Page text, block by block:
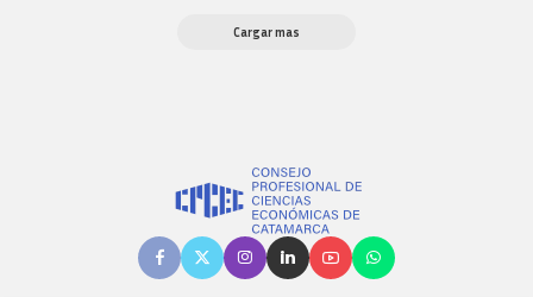
Cargar mas